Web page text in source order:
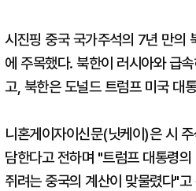
시진핑 중국 국가주석의 7년 만의
에 주목했다. 북한이 러시아와 급
고, 북한은 도널드 트럼프 미국 대
니혼게이자이신문(닛케이)은 시
담한다고 전하며 "트럼프 대통령
쥐려는 중국의 계산이 맞물렸다"